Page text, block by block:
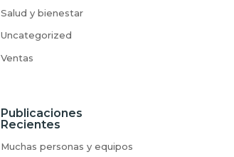
Salud y bienestar
Uncategorized
Ventas
Publicaciones
Recientes
Muchas personas y equipos